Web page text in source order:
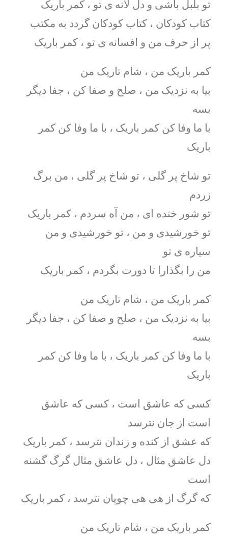
تو بلبل باشی و دل لانه ی تو ، کمر باریک
کتاب کودکان ، کتاب کودکان گردد به مکتب
پر از حرف من و افسانه ی تو ، کمر باریک
کمر باریک من ، شام تاریک من
بیا به نزدیک من ، صلح و صفا کن ، جفا دیگر
بسه
با ما وفا کن کمر باریک ، با ما وفا کن کمر
باریک
تو شاخ پر گلی ، تو شاخ پر گلی ، من برگ
زردم
تو شور خنده ای ، من آه سردم ، کمر باریک
تو خورشیدی و من ، تو خورشیدی و من
سیاره ی تو
من را بگذارا تا دورت بگردم ، کمر باریک
کمر باریک من ، شام تاریک من
بیا به نزدیک من ، صلح و صفا کن ، جفا دیگر
بسه
با ما وفا کن کمر باریک ، با ما وفا کن کمر
باریک
کسی که عاشق است ، کسی که عاشق
است از جان نترسد
که عشق از کنده و زندان نترسد ، کمر باریک
دل عاشق مثال ، دل عاشق مثال گرگ گشنه
است
که گرگ از هی هی چوپان نترسد ، کمر باریک
کمر باریک من ، شام تاریک من